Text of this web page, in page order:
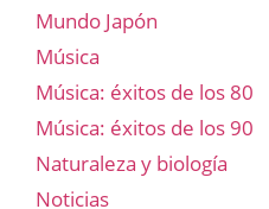
Mundo Japón
Música
Música: éxitos de los 80
Música: éxitos de los 90
Naturaleza y biología
Noticias